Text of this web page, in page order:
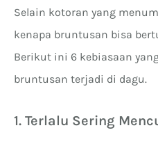
Selain kotoran yang
kenapa bruntusan bisa
Berikut ini 6 kebiasaan
bruntusan terjadi di dagu.
1. Terlalu Sering